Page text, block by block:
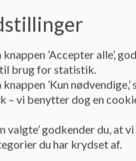
Principper
afholdelse af
’Accepter alle’,
brug for statistik.
’Kun
– vi benytter dog en
valgte’ godkender du, at
du har krydset af.